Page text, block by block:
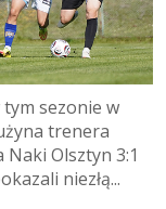
tym sezonie w
trenera
Olsztyn 3:1
niezłą...